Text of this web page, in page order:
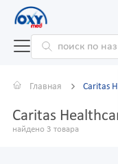
Главная Caritas
Caritas
найдено 3 товара